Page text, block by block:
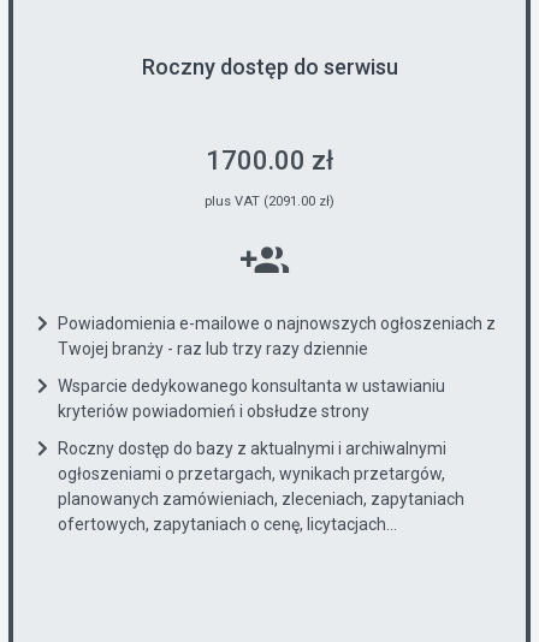
Roczny dostęp do serwisu
1700.00 zł
plus VAT (2091.00 zł)
Powiadomienia e-mailowe o najnowszych ogłoszeniach z
Twojej branży - raz lub trzy razy dziennie
Wsparcie dedykowanego konsultanta w ustawianiu
kryteriów powiadomień i obsłudze strony
Roczny dostęp do bazy z aktualnymi i archiwalnymi
ogłoszeniami o przetargach, wynikach przetargów,
planowanych zamówieniach, zleceniach, zapytaniach
ofertowych, zapytaniach o cenę, licytacjach...